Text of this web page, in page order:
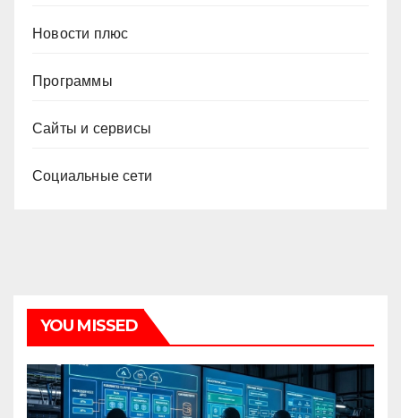
Новости плюс
Программы
Сайты и сервисы
Социальные сети
YOU MISSED